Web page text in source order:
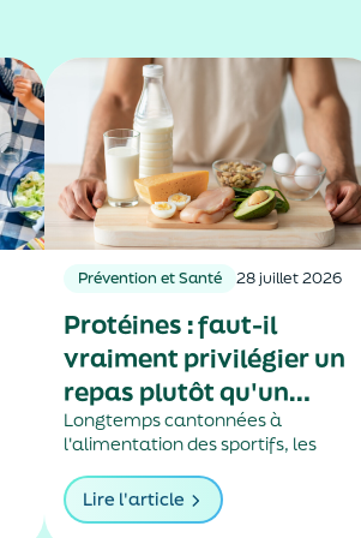
Prévention et Santé 28 juillet 2026
Protéines : faut-il
vraiment privilégier un
repas plutôt qu'un
autre ?
Longtemps cantonnées à
l'alimentation des sportifs, les
de nombreuses recommandations
nutritionnelles. Petit-déjeuner
Lire l'article